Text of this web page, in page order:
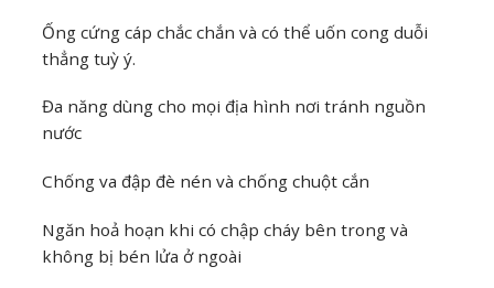
Ống cứng cáp chắc chắn và có thể uốn cong duỗi
thẳng tuỳ ý.
Đa năng dùng cho mọi địa hình nơi tránh nguồn
nước
Chống va đập đè nén và chống chuột cắn
Ngăn hoả hoạn khi có chập cháy bên trong và
không bị bén lửa ở ngoài